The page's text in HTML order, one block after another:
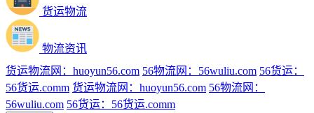
货运物流
物流资讯
货运物流网：huoyun56.com 56物流网：56wuliu.com 56货运：
56货运.comm 货运物流网：huoyun56.com 56物流网：
56wuliu.com 56货运：56货运.comm